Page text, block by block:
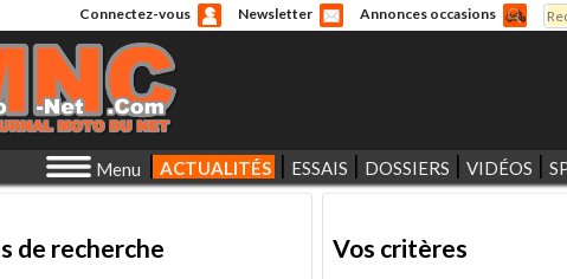
Connectez-vous Newsletter Annonces occasions
Menu ACTUALITÉS ESSAIS DOSSIERS VIDÉOS
de recherche Vos critères